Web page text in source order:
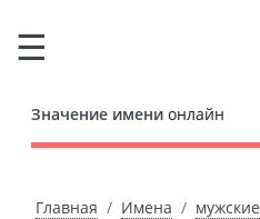
Значение имени онлайн
Главная Имена мужские